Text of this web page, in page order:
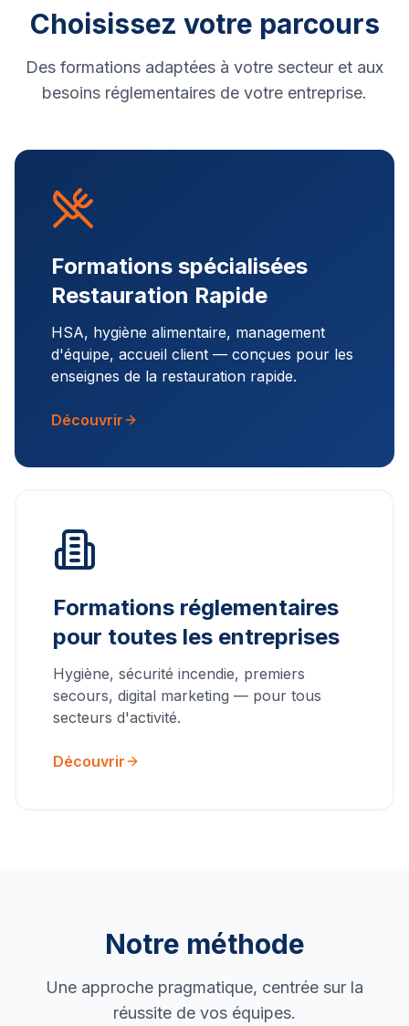
Choisissez votre parcours
Des formations adaptées à votre secteur et aux
besoins réglementaires de votre entreprise.
Formations spécialisées
Restauration Rapide
HSA, hygiène alimentaire, management
d'équipe, accueil client — conçues pour les
enseignes de la restauration rapide.
Découvrir
Formations réglementaires
pour toutes les entreprises
Hygiène, sécurité incendie, premiers
secours, digital marketing — pour tous
secteurs d'activité.
Découvrir
Notre méthode
Une approche pragmatique, centrée sur la
réussite de vos équipes.